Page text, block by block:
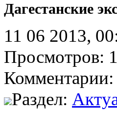
Дагестанские
11 06 2013,
Просмотров:
Комментарии:
Раздел: